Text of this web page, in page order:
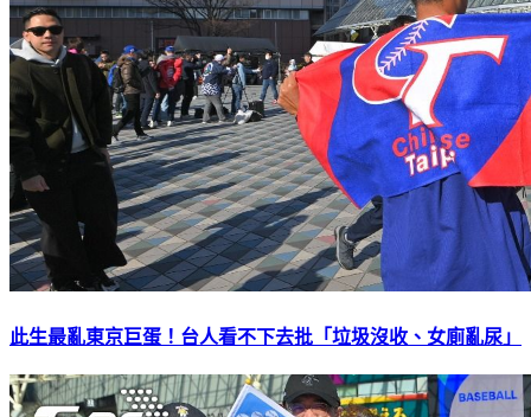
此生最亂東京巨蛋！台人看不下去批「垃圾沒收、女廁亂尿」